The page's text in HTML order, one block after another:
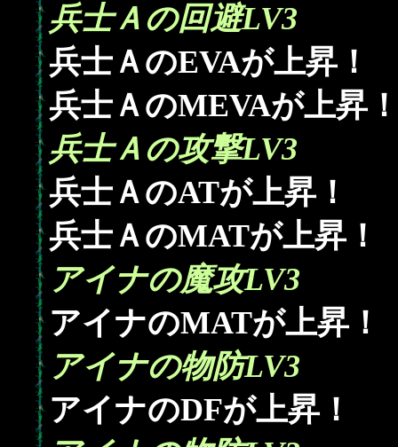
兵士Ａの回避LV3
兵士ＡのEVAが上昇！
兵士ＡのMEVAが上昇
兵士Ａの攻撃LV3
兵士ＡのATが上昇！
兵士ＡのMATが上昇！
アイナの魔攻LV3
アイナのMATが上昇！
アイナの物防LV3
アイナのDFが上昇！